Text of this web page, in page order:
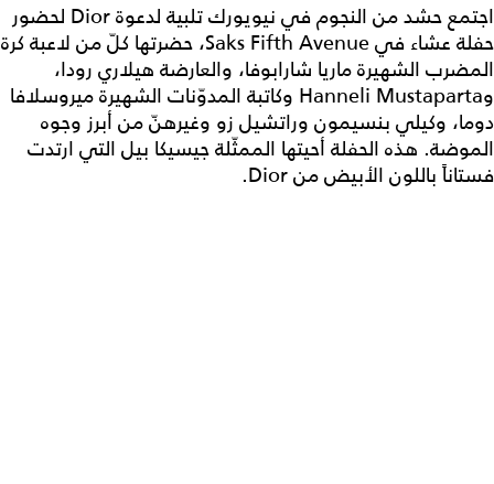
اجتمع حشد من النجوم في نيويورك تلبية لدعوة Dior لحضور
حفلة عشاء في Saks Fifth Avenue، حضرتها كلّ من لاعبة كرة
المضرب الشهيرة ماريا شارابوفا، والعارضة هيلاري رودا،
وHanneli Mustaparta وكاتبة المدوّنات الشهيرة ميروسلافا
دوما، وكيلي بنسيمون وراتشيل زو وغيرهنّ من أبرز وجوه
الموضة. هذه الحفلة أحيتها الممثّلة جيسيكا بيل التي ارتدت
فستاناً باللون الأبيض من Dior.